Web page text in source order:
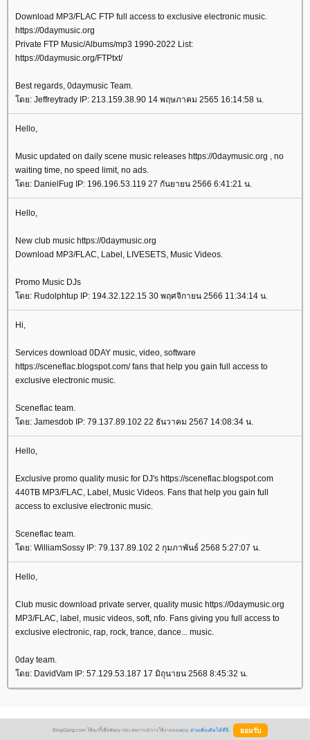
Download MP3/FLAC FTP full access to exclusive electronic music.
https://0daymusic.org
Private FTP Music/Albums/mp3 1990-2022 List:
https://0daymusic.org/FTPtxt/
Best regards, 0daymusic Team.
ดย: Jeffreytrady IP: 213.159.38.90 14 พฤษภาคม 2565 16:14:58 น.
Hello,
Music updated on daily scene music releases https://0daymusic.org , no
waiting time, no speed limit, no ads.
ดย: DanielFug IP: 196.196.53.119 27 กันยายน 2566 6:41:21 น.
Hello,
New club music https://0daymusic.org
Download MP3/FLAC, Label, LIVESETS, Music Videos.
Promo Music DJs
ดย: Rudolphtup IP: 194.32.122.15 30 พฤศจิกายน 2566 11:34:14 น.
Hi,
Services download 0DAY music, video, software
https://sceneflac.blogspot.com/ fans that help you gain full access to
exclusive electronic music.
Sceneflac team.
ดย: Jamesdob IP: 79.137.89.102 22 ธันวาคม 2567 14:08:34 น.
Hello,
Exclusive promo quality music for DJ's https://sceneflac.blogspot.com
440TB MP3/FLAC, Label, Music Videos. Fans that help you gain full
access to exclusive electronic music.
Sceneflac team.
ดย: WilliamSossy IP: 79.137.89.102 2 กุมภาพันธ์ 2568 5:27:07 น.
Hello,
Club music download private server, quality music https://0daymusic.org
MP3/FLAC, label, music videos, soft, nfo. Fans giving you full access to
exclusive electronic, rap, rock, trance, dance... music.
0day team.
ดย: DavidVam IP: 57.129.53.187 17 มิถุนายน 2568 8:45:32 น.
BlogGang.com ใช้คุกกี้เพื่อพัฒนาประสบการณ์การใช้งานของคุณ อ่านเพิ่มเติมได้ที่นี่